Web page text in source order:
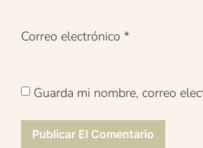
Correo electrónico *
Guarda mi nombre, correo